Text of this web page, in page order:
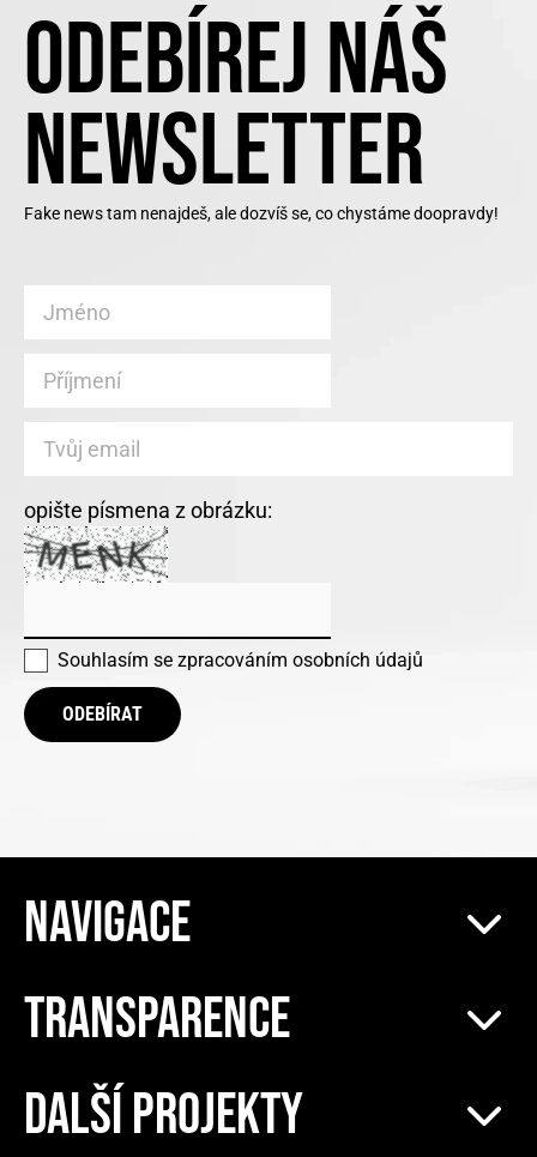
ODEBÍREJ NÁŠ
NEWSLETTER
Fake news tam nenajdeš, ale dozvíš se, co chystáme doopravdy!
opište písmena z obrázku:
Souhlasím se zpracováním osobních údajů
ODEBÍRAT
NAVIGACE
TRANSPARENCE
DALŠÍ PROJEKTY